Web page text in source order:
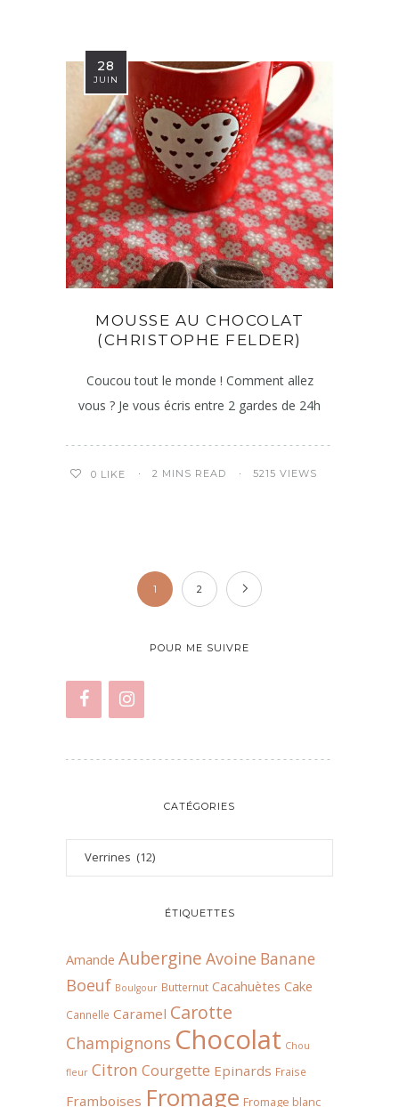
28
JUIN
MOUSSE AU CHOCOLAT
(CHRISTOPHE FELDER)
Coucou tout le monde ! Comment allez
vous ? Je vous écris entre 2 gardes de 24h
0 LIKE 2 MINS READ 5215 VIEWS
1 2
POUR ME SUIVRE
CATÉGORIES
ÉTIQUETTES
Amande Aubergine Avoine Banane
Boeuf Boulgour Butternut Cacahuètes Cake
Cannelle Caramel Carotte
Champignons Chocolat Chou
fleur Citron Courgette Epinards Fraise
Framboises Fromage Fromage blanc